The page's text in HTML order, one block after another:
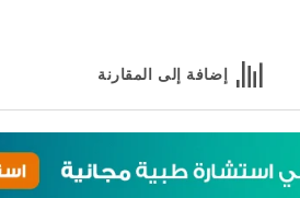
إضافة إلى المقارنة